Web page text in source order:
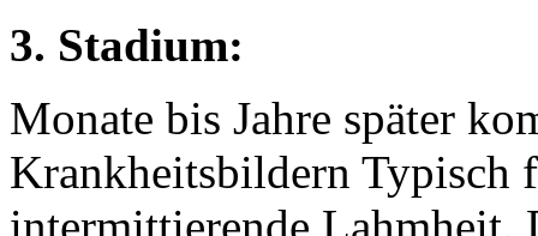
3. Stadium:
Monate bis Jahre später
Krankheitsbildern Typisch